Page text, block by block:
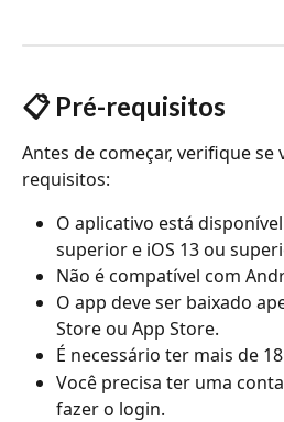
📋 Pré-requisitos
Antes de começar, verifique se
requisitos:
O aplicativo está
superior e iOS 13 ou
Não é compatível com
O app deve ser baixado
Store ou App Store.
É necessário ter mais de
Você precisa ter uma
fazer o login.